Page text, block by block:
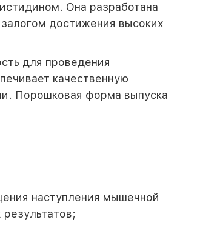
Она разработана
достижения высоких
для проведения
качественную
Порошковая форма выпуска
наступления мышечной